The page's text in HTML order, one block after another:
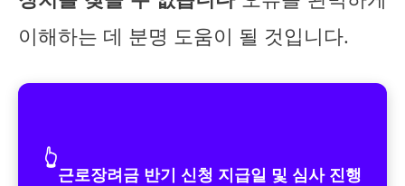
이해하는 데 분명 도움이 될 것입니다.
👆
근로장려금 반기 신청 지급일 및 심사 진행